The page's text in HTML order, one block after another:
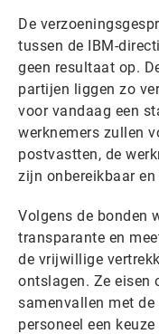
De
tussen de IBM-
geen resultaat op.
partijen liggen zo
voor vandaag een
werknemers zullen
postvastten, de
zijn onbereikbaar
Volgens de bonden
transparante en
de vrijwillige
ontslagen. Ze eisen
samenvallen met
personeel een